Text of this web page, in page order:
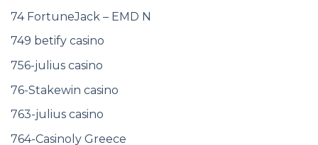
74 FortuneJack – EMD N
749 betify casino
756-julius casino
76-Stakewin casino
763-julius casino
764-Casinoly Greece